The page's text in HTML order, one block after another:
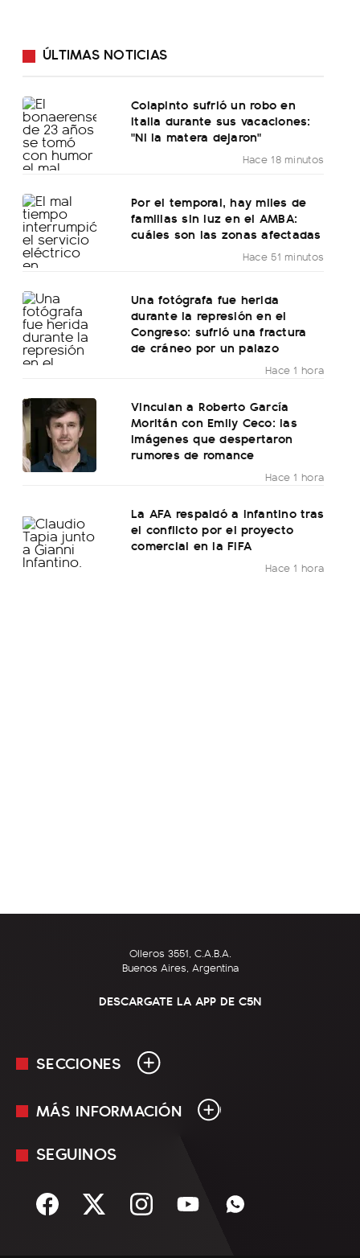
ÚLTIMAS NOTICIAS
Colapinto sufrió un robo en
Italia durante sus vacaciones:
"Ni la matera dejaron"
Hace 18 minutos
Por el temporal, hay miles de
familias sin luz en el AMBA:
cuáles son las zonas afectadas
Hace 51 minutos
Una fotógrafa fue herida
durante la represión en el
Congreso: sufrió una fractura
de cráneo por un palazo
Hace 1 hora
Vinculan a Roberto García
Moritán con Emily Ceco: las
imágenes que despertaron
rumores de romance
Hace 1 hora
La AFA respaldó a Infantino tras
el conflicto por el proyecto
comercial en la FIFA
Hace 1 hora
Olleros 3551, C.A.B.A.
Buenos Aires, Argentina
DESCARGATE LA APP DE C5N
SECCIONES
En Vivo
Sociedad
MÁS INFORMACIÓN
Mediakit
Términos y condiciones
SEGUINOS